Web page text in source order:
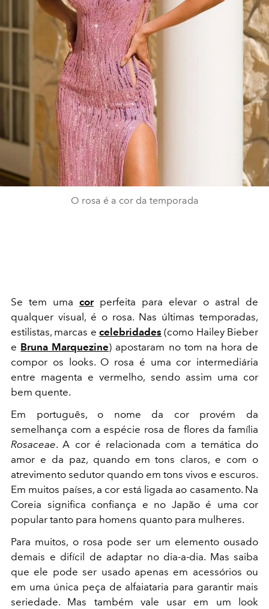
O rosa é a cor da temporada
Se tem uma corperfeita para elevar o astral de
qualquer visual, é o rosa. Nas últimas temporadas,
estilistas, marcas e celebridades (como Hailey Bieber
e Bruna Marquezine) apostaram no tom na hora de
compor os looks. O rosa é uma cor intermediária
entre magenta e vermelho, sendo assim uma cor
bem quente.
Em português, o nome da cor provém da
semelhança com a espécie rosa de flores da família
Rosaceae. A cor é relacionada com a temática do
amor e da paz, quando em tons claros, e com o
atrevimento sedutor quando em tons vivos e escuros.
Em muitos países, a cor está ligada ao casamento. Na
Coreia significa confiança e no Japão é uma cor
popular tanto para homens quanto para mulheres.
Para muitos, o rosa pode ser um elemento ousado
demais e difícil de adaptar no dia-a-dia. Mas saiba
que ele pode ser usado apenas em acessórios ou
em uma única peça de alfaiataria para garantir mais
seriedade. Mas também vale usar em um look